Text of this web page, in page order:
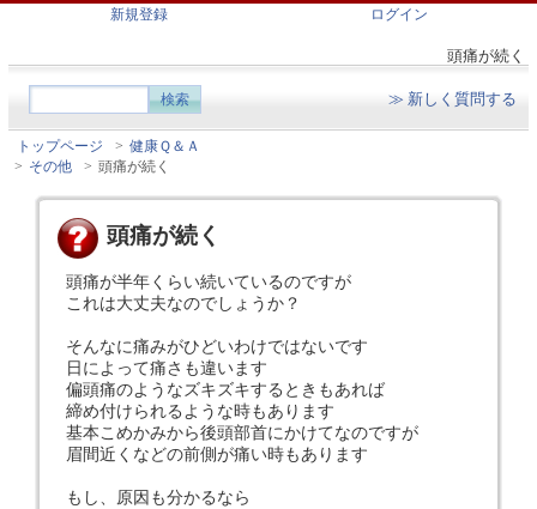
頭痛が続く
新規登録 ログイン
≫ 新しく質問する
トップページ > 健康Ｑ＆Ａ
> その他 > 頭痛が続く
頭痛が続く
頭痛が半年くらい続いているのですが
これは大丈夫なのでしょうか？
そんなに痛みがひどいわけではないです
日によって痛さも違います
偏頭痛のようなズキズキするときもあれば
締め付けられるような時もあります
基本こめかみから後頭部首にかけてなのですが
眉間近くなどの前側が痛い時もあります
もし、原因も分かるなら